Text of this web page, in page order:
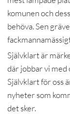
komunen och
behöva. Sen
Självklart är
där jobbar vi med
Självklart för oss
nyheter som
det sker.